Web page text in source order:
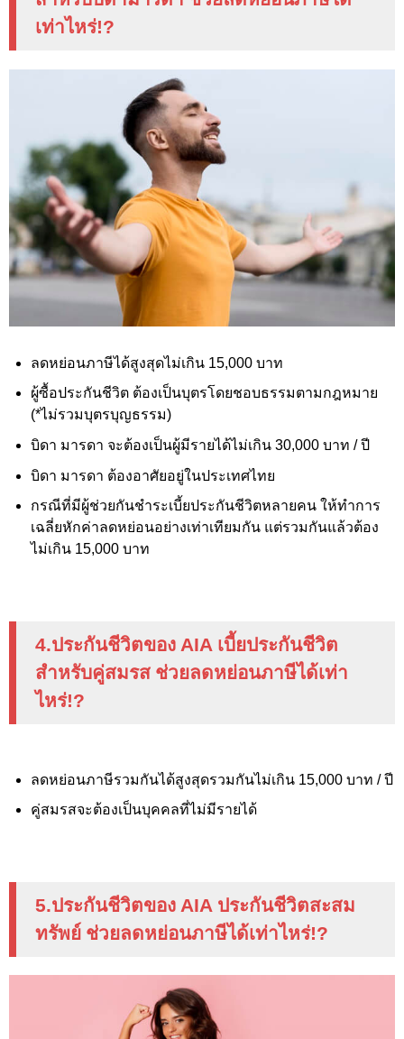
เท่าไหร่!?
ลดหย่อนภาษีได้สูงสุดไม่เกิน 15,000 บาท
ผู้ซื้อประกันชีวิต ต้องเป็นบุตรโดยชอบธรรมตามกฎหมาย
(*ไม่รวมบุตรบุญธรรม)
บิดา มารดา จะต้องเป็นผู้มีรายได้ไม่เกิน 30,000 บาท / ปี
บิดา มารดา ต้องอาศัยอยู่ในประเทศไทย
กรณีที่มีผู้ช่วยกันชำระเบี้ยประกันชีวิตหลายคน ให้ทำการ
เฉลี่ยหักค่าลดหย่อนอย่างเท่าเทียมกัน แต่รวมกันแล้วต้อง
ไม่เกิน 15,000 บาท
4.ประกันชีวิตของ AIA เบี้ยประกันชีวิต
สำหรับคู่สมรส ช่วยลดหย่อนภาษีได้เท่า
ไหร่!?
ลดหย่อนภาษีรวมกันได้สูงสุดรวมกันไม่เกิน 15,000 บาท / ปี
คู่สมรสจะต้องเป็นบุคคลที่ไม่มีรายได้
5.ประกันชีวิตของ AIA ประกันชีวิตสะสม
ทรัพย์ ช่วยลดหย่อนภาษีได้เท่าไหร่!?